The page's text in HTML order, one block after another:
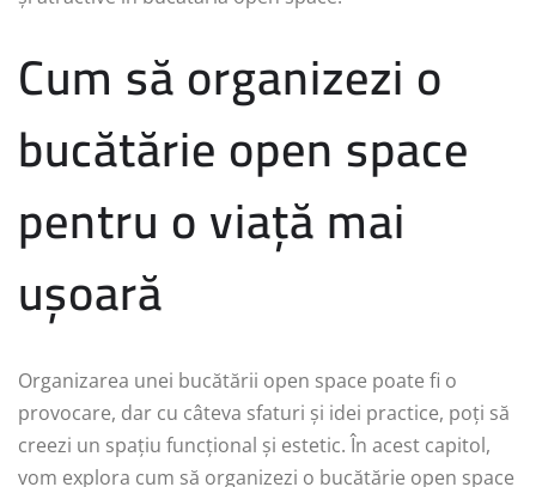
Cum să organizezi o
bucătărie open space
pentru o viață mai
ușoară
Organizarea unei bucătării open space poate fi o
provocare, dar cu câteva sfaturi și idei practice, poți să
creezi un spațiu funcțional și estetic. În acest capitol,
vom explora cum să organizezi o bucătărie open space